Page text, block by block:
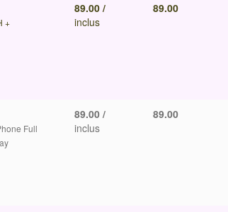
+
89.00 /
inclus
89.00
Full
89.00 /
inclus
89.00